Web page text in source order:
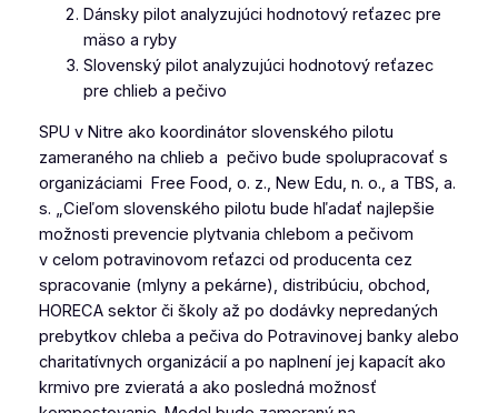
Dánsky pilot analyzujúci hodnotový reťazec pre
mäso a ryby
Slovenský pilot analyzujúci hodnotový reťazec
pre chlieb a pečivo
SPU v Nitre ako koordinátor slovenského pilotu
zameraného na chlieb a pečivo bude spolupracovať s
organizáciami Free Food, o. z., New Edu, n. o., a TBS, a.
s. „Cieľom slovenského pilotu bude hľadať najlepšie
možnosti prevencie plytvania chlebom a pečivom
v celom potravinovom reťazci od producenta cez
spracovanie (mlyny a pekárne), distribúciu, obchod,
HORECA sektor či školy až po dodávky nepredaných
prebytkov chleba a pečiva do Potravinovej banky alebo
charitatívnych organizácií a po naplnení jej kapacít ako
krmivo pre zvieratá a ako posledná možnosť